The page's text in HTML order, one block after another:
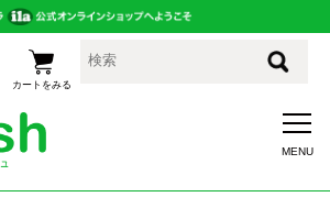
カートをみる